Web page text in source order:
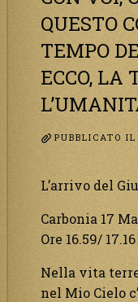
QUESTO
TEMPO
ECCO, LA
PUBBLICATO IL
L’arrivo del
Carbonia 17
Ore 16.59/ 17.16
Nella vita
nel Mio Cielo